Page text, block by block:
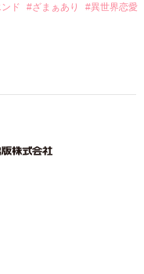
ド #ざまぁあり #異世界恋愛
。励みになります( .ˬ.)"
す( ๑⃙⃘ˊᵕˋ๑⃙⃘ )